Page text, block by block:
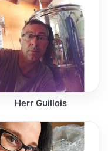
Herr Guillois